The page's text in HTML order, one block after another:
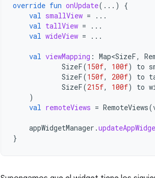
override fun onUpdate(...)
{
val smallView =
...
val tallView =
...
val wideView = ...
val viewMapping : Map<SizeF,
SizeF(150f, 100f) to
SizeF(150f, 200f) to
SizeF(215f, 100f) to
)
val remoteViews = RemoteViews(
appWidgetManager .
}